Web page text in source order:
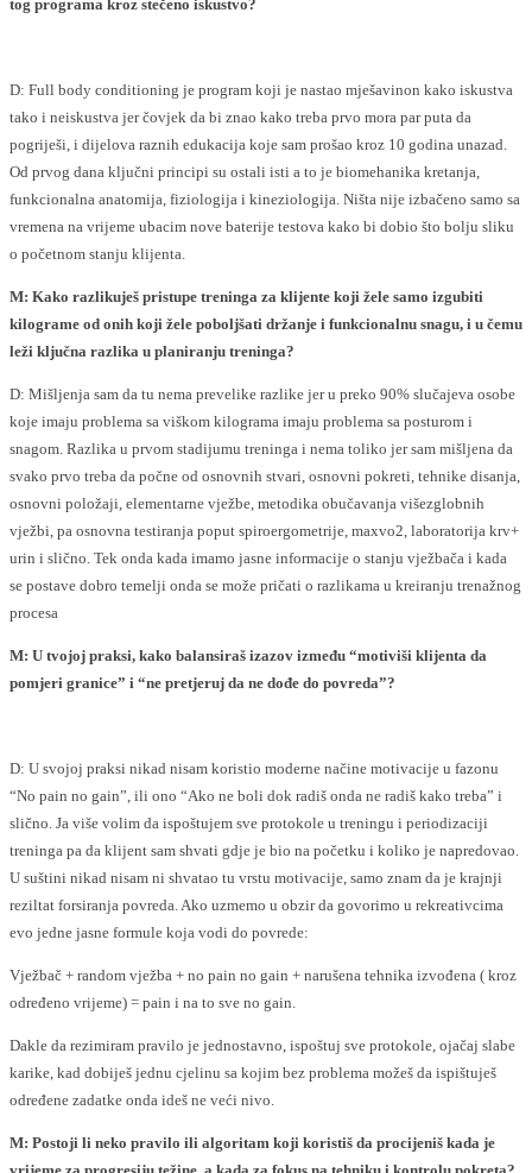
tog programa kroz stečeno iskustvo?
D: Full body conditioning je program koji je nastao mješavinon kako iskustva
tako i neiskustva jer čovjek da bi znao kako treba prvo mora par puta da
pogriješi, i dijelova raznih edukacija koje sam prošao kroz 10 godina unazad.
Od prvog dana ključni principi su ostali isti a to je biomehanika kretanja,
funkcionalna anatomija, fiziologija i kineziologija. Ništa nije izbačeno samo sa
vremena na vrijeme ubacim nove baterije testova kako bi dobio što bolju sliku
o početnom stanju klijenta.
M: Kako razlikuješ pristupe treninga za klijente koji žele samo izgubiti
kilograme od onih koji žele poboljšati držanje i funkcionalnu snagu, i u čemu
leži ključna razlika u planiranju treninga?
D: Mišljenja sam da tu nema prevelike razlike jer u preko 90% slučajeva osobe
koje imaju problema sa viškom kilograma imaju problema sa posturom i
snagom. Razlika u prvom stadijumu treninga i nema toliko jer sam mišljena da
svako prvo treba da počne od osnovnih stvari, osnovni pokreti, tehnike disanja,
osnovni položaji, elementarne vježbe, metodika obučavanja višezglobnih
vježbi, pa osnovna testiranja poput spiroergometrije, maxvo2, laboratorija krv+
urin i slično. Tek onda kada imamo jasne informacije o stanju vježbača i kada
se postave dobro temelji onda se može pričati o razlikama u kreiranju trenažnog
procesa
M: U tvojoj praksi, kako balansiraš izazov između “motiviši klijenta da
pomjeri granice” i “ne pretjeruj da ne dođe do povreda”?
D: U svojoj praksi nikad nisam koristio moderne načine motivacije u fazonu
“No pain no gain”, ili ono “Ako ne boli dok radiš onda ne radiš kako treba” i
slično. Ja više volim da ispoštujem sve protokole u treningu i periodizaciji
treninga pa da klijent sam shvati gdje je bio na početku i koliko je napredovao.
U suštini nikad nisam ni shvatao tu vrstu motivacije, samo znam da je krajnji
reziltat forsiranja povreda. Ako uzmemo u obzir da govorimo u rekreativcima
evo jedne jasne formule koja vodi do povrede:
Vježbač + random vježba + no pain no gain + narušena tehnika izvođena ( kroz
određeno vrijeme) = pain i na to sve no gain.
Dakle da rezimiram pravilo je jednostavno, ispoštuj sve protokole, ojačaj slabe
karike, kad dobiješ jednu cjelinu sa kojim bez problema možeš da ispištuješ
određene zadatke onda ideš ne veći nivo.
M: Postoji li neko pravilo ili algoritam koji koristiš da procijeniš kada je